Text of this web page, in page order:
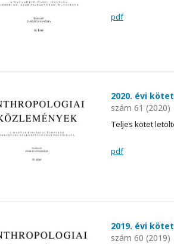
pdf
2020. évi kötet
szám 61 (2020)
Teljes kötet
pdf
2019. évi kötet
szám 60 (2019)